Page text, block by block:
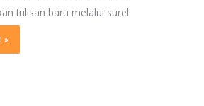
tulisan baru melalui surel.